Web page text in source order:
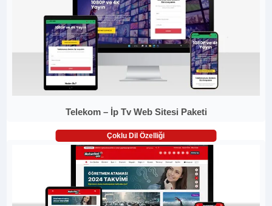
Telekom – İp Tv Web Sitesi Paketi
Çoklu Dil Özelliği